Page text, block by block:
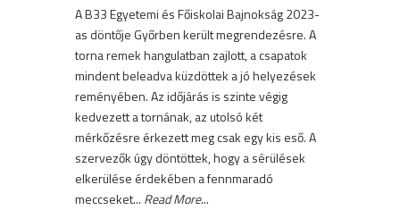
A B33 Egyetemi és Főiskolai Bajnokság 2023-
as döntője Győrben került megrendezésre. A
torna remek hangulatban zajlott, a csapatok
mindent beleadva küzdöttek a jó helyezések
reményében. Az időjárás is szinte végig
kedvezett a tornának, az utolsó két
mérkőzésre érkezett meg csak egy kis eső. A
szervezők úgy döntöttek, hogy a sérülések
elkerülése érdekében a fennmaradó
meccseket... Read More...